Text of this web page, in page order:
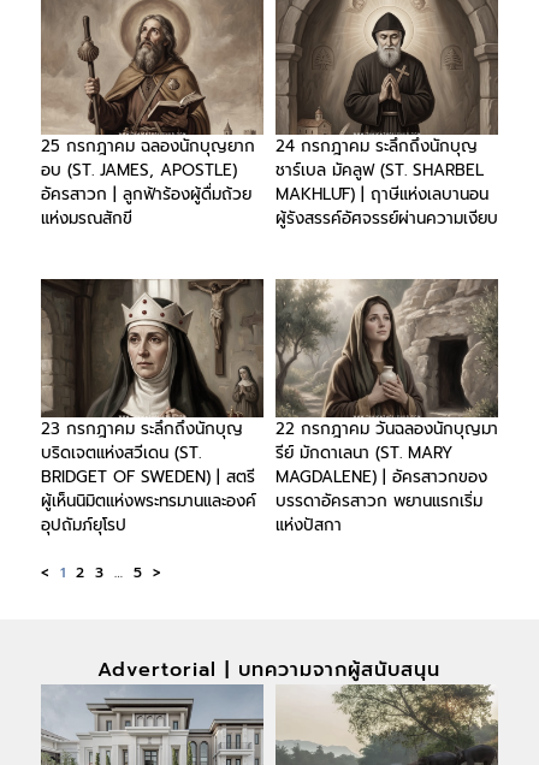
25 กรกฎาคม ฉลองนักบุญยาก
อบ (ST. JAMES, APOSTLE)
อัครสาวก | ลูกฟ้าร้องผู้ดื่มถ้วย
แห่งมรณสักขี
24 กรกฎาคม ระลึกถึงนักบุญ
ชาร์เบล มัคลูฟ (ST. SHARBEL
MAKHLŪF) | ฤาษีแห่งเลบานอน
ผู้รังสรรค์อัศจรรย์ผ่านความเงียบ
23 กรกฎาคม ระลึกถึงนักบุญ
บริดเจตแห่งสวีเดน (ST.
BRIDGET OF SWEDEN) | สตรี
ผู้เห็นนิมิตแห่งพระทรมานและองค์
อุปถัมภ์ยุโรป
22 กรกฎาคม วันฉลองนักบุญมา
รีย์ มักดาเลนา (ST. MARY
MAGDALENE) | อัครสาวกของ
บรรดาอัครสาวก พยานแรกเริ่ม
แห่งปัสกา
< 1 2 3 … 5 >
Advertorial | บทความจากผู้สนับสนุน